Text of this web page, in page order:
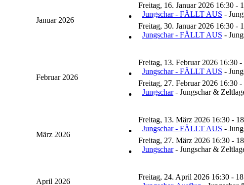
Januar 2026
Freitag, 16. Januar 2026 16:30 -
Jungschar - FÄLLT AUS -
Freitag, 30. Januar 2026 16:30 -
Jungschar - FÄLLT AUS -
Februar 2026
Freitag, 13. Februar 2026 16:30 -
Jungschar - FÄLLT AUS -
Freitag, 27. Februar 2026 16:30 -
Jungschar- Jungschar &
März 2026
Freitag, 13. März 2026 16:30 -
Jungschar - FÄLLT AUS -
Freitag, 27. März 2026 16:30 -
Jungschar- Jungschar &
April 2026
Freitag, 24. April 2026 16:30 -